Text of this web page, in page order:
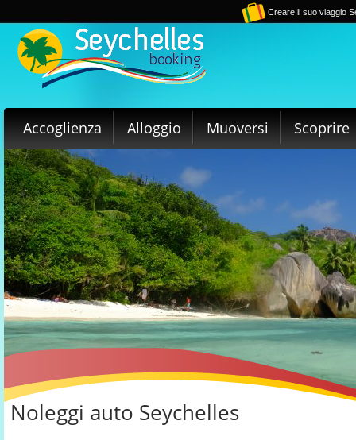
Creare il suo viaggio
Accoglienza Alloggio Muoversi Scoprire
Noleggi auto Seychelles